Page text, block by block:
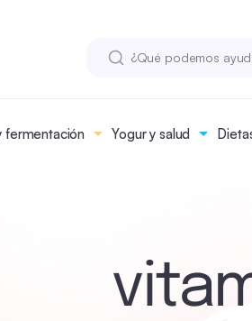
fermentación Yogur y salud